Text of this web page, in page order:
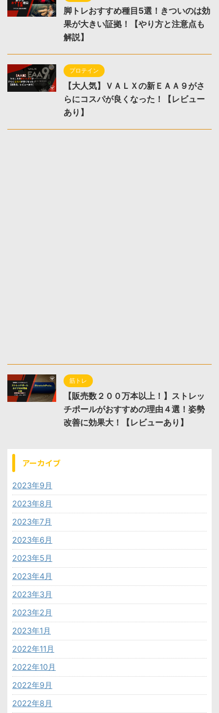
脚トレおすすめ種目5選！きついのは効
果が大きい証拠！【やり方と注意点も
解説】
プロテイン
【大人気】ＶＡＬＸの新ＥＡＡ９がさ
らにコスパが良くなった！【レビュー
あり】
筋トレ
【販売数２００万本以上！】ストレッ
チポールがおすすめの理由４選！姿勢
改善に効果大！【レビューあり】
アーカイブ
2023年9月
2023年8月
2023年7月
2023年6月
2023年5月
2023年4月
2023年3月
2023年2月
2023年1月
2022年11月
2022年10月
2022年9月
2022年8月